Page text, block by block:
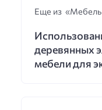
Еще из «Мебель
деревянных
мебели для